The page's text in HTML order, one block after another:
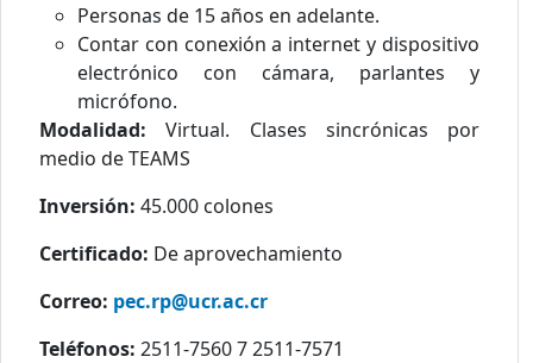
Personas de 15 años en adelante.
Contar con conexión a internet y dispositivo
electrónico con cámara, parlantes y
micrófono.
Modalidad: Virtual. Clases sincrónicas por
medio de TEAMS
Inversión: 45.000 colones
Certificado: De aprovechamiento
Correo: pec.rp@ucr.ac.cr
Teléfonos: 2511-7560 7 2511-7571